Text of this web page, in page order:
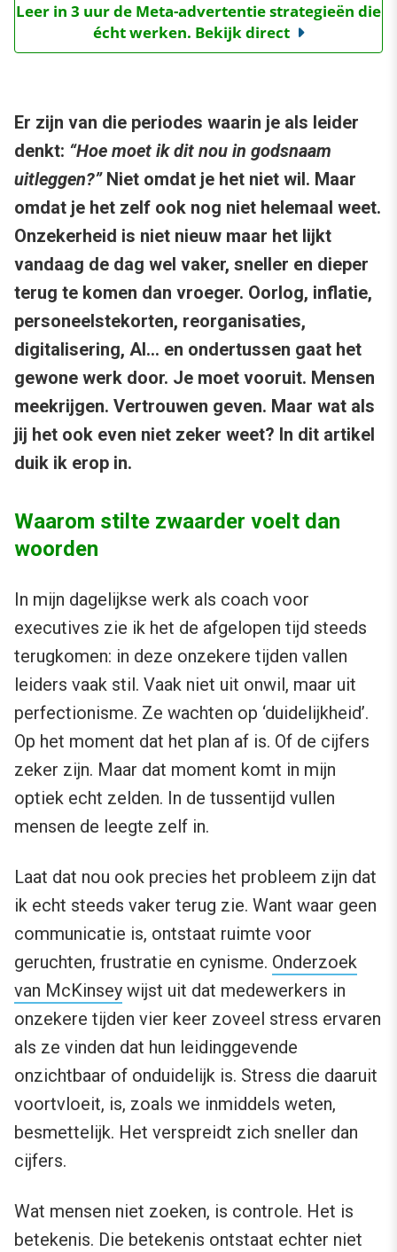
Leer in 3 uur de Meta-advertentie strategieën die
écht werken. Bekijk direct
Er zijn van die periodes waarin je als leider
denkt: “Hoe moet ik dit nou in godsnaam
uitleggen?”Niet omdat je het niet wil. Maar
omdat je het zelf ook nog niet helemaal weet.
Onzekerheid is niet nieuw maar het lijkt
vandaag de dag wel vaker, sneller en dieper
terug te komen dan vroeger. Oorlog, inflatie,
personeelstekorten, reorganisaties,
digitalisering, AI… en ondertussen gaat het
gewone werk door. Je moet vooruit. Mensen
meekrijgen. Vertrouwen geven. Maar wat als
jij het ook even niet zeker weet? In dit artikel
duik ik erop in.
Waarom stilte zwaarder voelt dan
woorden
In mijn dagelijkse werk als coach voor
executives zie ik het de afgelopen tijd steeds
terugkomen: in deze onzekere tijden vallen
leiders vaak stil. Vaak niet uit onwil, maar uit
perfectionisme. Ze wachten op ‘duidelijkheid’.
Op het moment dat het plan af is. Of de cijfers
zeker zijn. Maar dat moment komt in mijn
optiek echt zelden. In de tussentijd vullen
mensen de leegte zelf in.
Laat dat nou ook precies het probleem zijn dat
ik echt steeds vaker terug zie. Want waar geen
communicatie is, ontstaat ruimte voor
geruchten, frustratie en cynisme. Onderzoek
van McKinsey wijst uit dat medewerkers in
onzekere tijden vier keer zoveel stress ervaren
als ze vinden dat hun leidinggevende
onzichtbaar of onduidelijk is. Stress die daaruit
voortvloeit, is, zoals we inmiddels weten,
besmettelijk. Het verspreidt zich sneller dan
cijfers.
Wat mensen niet zoeken, is controle. Het is
betekenis. Die betekenis ontstaat echter niet